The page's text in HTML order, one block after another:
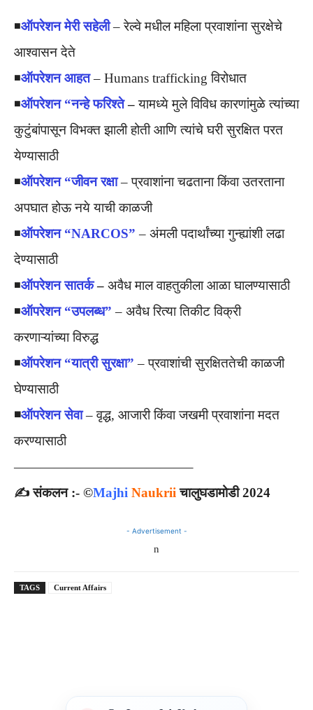
◾️ऑपरेशन मेरी सहेली– रेल्वे मधील महिला प्रवाशांना सुरक्षेचे
आश्वासन देते
◾️ऑपरेशन आहत– Humans trafficking विरोधात
◾️ऑपरेशन “नन्हे फरिश्ते–यामध्ये मुले विविध कारणांमुळे त्यांच्या
कुटुंबांपासून विभक्त झाली होती आणि त्यांचे घरी सुरक्षित परत
येण्यासाठी
◾️ऑपरेशन “जीवन रक्षा– प्रवाशांना चढताना किंवा उतरताना
अपघात होऊ नये याची काळजी
◾️ऑपरेशन “NARCOS” – अंमली पदार्थांच्या गुन्ह्यांशी लढा
देण्यासाठी
◾️ऑपरेशन सातर्क– अवैध माल वाहतुकीला आळा घालण्यासाठी
◾️ऑपरेशन “उपलब्ध” – अवैध रित्या तिकीट विक्री
करणाऱ्यांच्या विरुद्ध
◾️ऑपरेशन “यात्री सुरक्षा” – प्रवाशांची सुरक्षिततेची काळजी
घेण्यासाठी
◾️ऑपरेशन सेवा– वृद्ध, आजारी किंवा जखमी प्रवाशांना मदत
करण्यासाठी
—————————————–
✍️ संकलन :- ©Majhi Naukrii चालुघडामोडी 2024
- Advertisement -
n
TAGS Current Affairs